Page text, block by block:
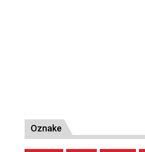
Oznake